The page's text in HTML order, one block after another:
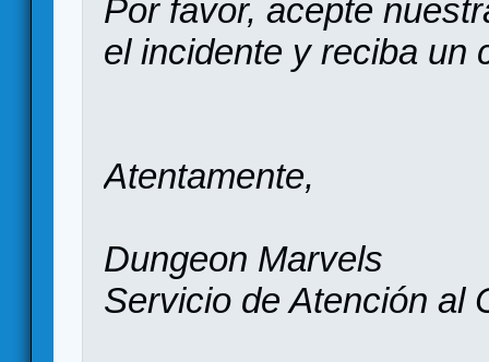
Por favor, acepte
el incidente y reciba un
Atentamente,
Dungeon Marvels
Servicio de Atención al